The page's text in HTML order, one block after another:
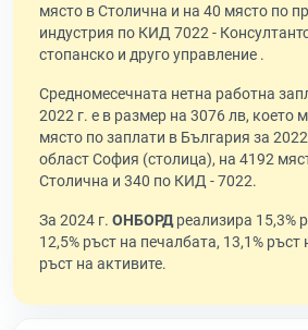
място в Столична и на 40 място по
индустрия по КИД 7022 -
стопанско и друго управление .
Средномесечната нетна работна
2022 г. е в размер на 3076 лв, което
място по заплати в България за
област София (столица), на 4192
Столична и 340 по КИД - 7022.
За 2024 г. ОНБОРДреализира 15,3%
12,5% ръст на печалбата, 13,1% ръст
ръст на активите.